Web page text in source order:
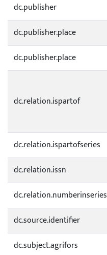
dc.publisher
dc.publisher.place
dc.publisher.place
dc.relation.ispartof
dc.relation.ispartofseries
dc.relation.issn
dc.relation.numberinseries
dc.source.identifier
dc.subject.agrifors